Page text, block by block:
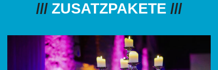
ZUSATZPAKETE